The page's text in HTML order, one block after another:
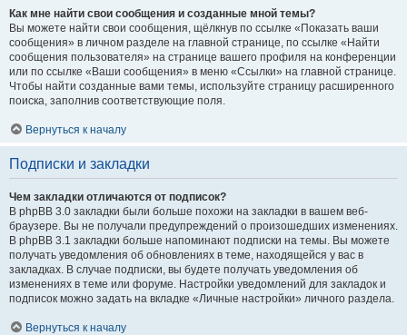
Как мне найти свои сообщения и созданные мной темы?
Вы можете найти свои сообщения, щёлкнув по ссылке «Показать ваши
сообщения» в личном разделе на главной странице, по ссылке «Найти
сообщения пользователя» на странице вашего профиля на конференции
или по ссылке «Ваши сообщения» в меню «Ссылки» на главной странице.
Чтобы найти созданные вами темы, используйте страницу расширенного
поиска, заполнив соответствующие поля.
Вернуться к началу
Подписки и закладки
Чем закладки отличаются от подписок?
В phpBB 3.0 закладки были больше похожи на закладки в вашем веб-
браузере. Вы не получали предупреждений о произошедших изменениях.
В phpBB 3.1 закладки больше напоминают подписки на темы. Вы можете
получать уведомления об обновлениях в теме, находящейся у вас в
закладках. В случае подписки, вы будете получать уведомления об
изменениях в теме или форуме. Настройки уведомлений для закладок и
подписок можно задать на вкладке «Личные настройки» личного раздела.
Вернуться к началу